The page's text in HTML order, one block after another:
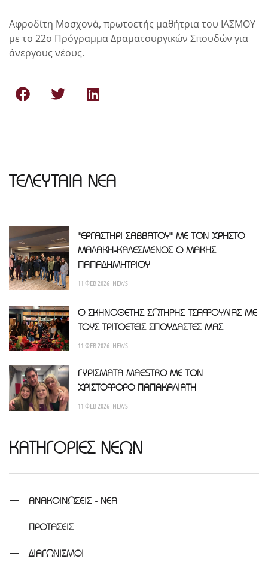
Αφροδίτη Μοσχονά, πρωτοετής μαθήτρια του ΙΑΣΜΟΥ
με το 22ο Πρόγραμμα Δραματουργικών Σπουδών για
άνεργους νέους.
ΤΕΛΕΥΤΑΙΑ ΝΕΑ
"ΕΡΓΑΣΤΗΡΙ ΣΑΒΒΑΤΟΥ" ΜΕ ΤΟΝ ΧΡΗΣΤΟ
ΜΑΛΑΚΗ-ΚΑΛΕΣΜΕΝΟΣ Ο ΜΑΚΗΣ
ΠΑΠΑΔΗΜΗΤΡΙΟΥ
11 ΦΕΒ 2026 NEWS
Ο ΣΚΗΝΟΘΕΤΗΣ ΣΩΤΗΡΗΣ ΤΣΑΦΟΥΛΙΑΣ ΜΕ
ΤΟΥΣ ΤΡΙΤΟΕΤΕΙΣ ΣΠΟΥΔΑΣΤΕΣ ΜΑΣ
11 ΦΕΒ 2026 NEWS
ΓΥΡΙΣΜΑΤΑ MAESTRO ΜΕ ΤΟΝ
ΧΡΙΣΤΟΦΟΡΟ ΠΑΠΑΚΑΛΙΑΤΗ
11 ΦΕΒ 2026 NEWS
ΚΑΤΗΓΟΡΙΕΣ ΝΕΩΝ
ΑΝΑΚΟΙΝΩΣΕΙΣ - ΝΕΑ
ΠΡΟΤΑΣΕΙΣ
ΔΙΑΓΩΝΙΣΜΟΙ